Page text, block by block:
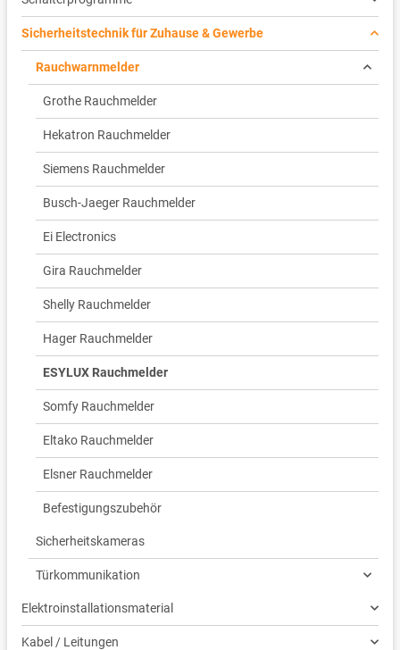
Sicherheitstechnik für Zuhause & Gewerbe
Rauchwarnmelder
Grothe Rauchmelder
Hekatron Rauchmelder
Siemens Rauchmelder
Busch-Jaeger Rauchmelder
Ei Electronics
Gira Rauchmelder
Shelly Rauchmelder
Hager Rauchmelder
ESYLUX Rauchmelder
Somfy Rauchmelder
Eltako Rauchmelder
Elsner Rauchmelder
Befestigungszubehör
Sicherheitskameras
Türkommunikation
Elektroinstallationsmaterial
Kabel / Leitungen